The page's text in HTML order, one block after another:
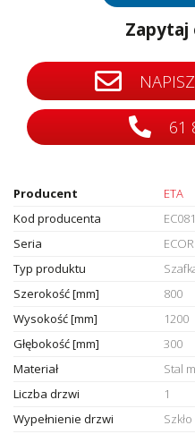
Zapytaj
61
Producent
ETA
Kod producenta
Seria
ECOR
Typ produktu
Szerokość [mm]
800
Wysokość [mm]
1200
Głębokość [mm]
300
Materiał
Stal
Liczba drzwi
1
Wypełnienie drzwi